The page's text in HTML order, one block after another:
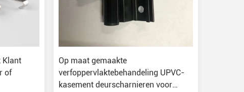
Klant
of
Op maat gemaakte
verfoppervlaktebehandeling UPVC-
kasement deurscharnieren voor